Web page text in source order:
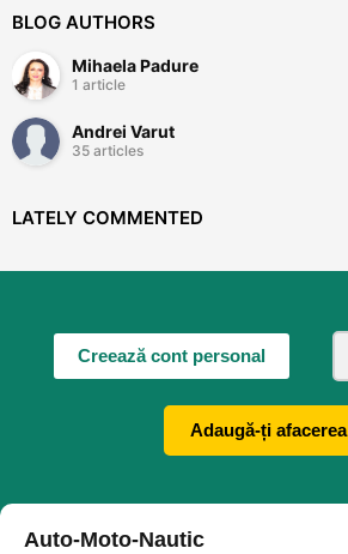
BLOG AUTHORS
Mihaela Padure
1 article
Andrei Varut
35 articles
LATELY COMMENTED
Creează cont personal
Adaugă-ți afacerea
Auto-Moto-Nautic